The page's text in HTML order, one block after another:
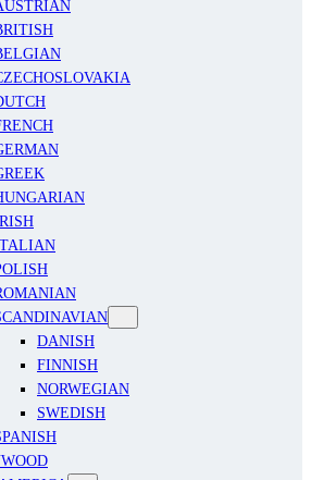
DANISH
FINNISH
NORWEGIAN
SWEDISH